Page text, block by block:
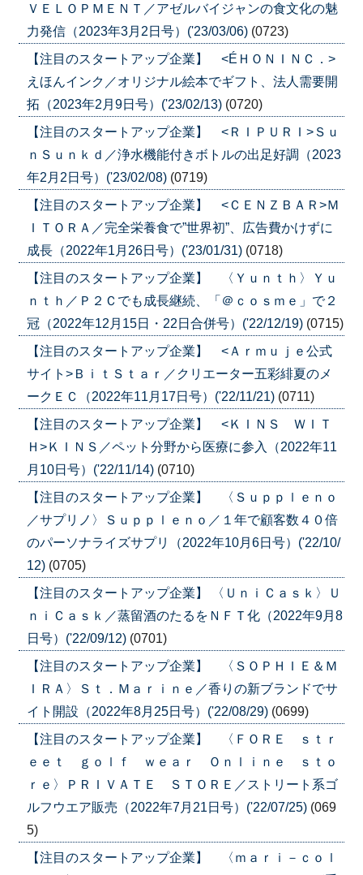
ＶＥＬＯＰＭＥＮＴ／アゼルバイジャンの食文化の魅
力発信（2023年3月2日号）('23/03/06) (0723)
【注目のスタートアップ企業】 <ÉＨＯＮＩＮＣ．>
えほんインク／オリジナル絵本でギフト、法人需要開
拓（2023年2月9日号）('23/02/13) (0720)
【注目のスタートアップ企業】 <ＲＩＰＵＲＩ>Ｓｕ
ｎＳｕｎｋｄ／浄水機能付きボトルの出足好調（2023
年2月2日号）('23/02/08) (0719)
【注目のスタートアップ企業】 <ＣＥＮＺＢＡＲ>Ｍ
ＩＴＯＲＡ／完全栄養食で”世界初”、広告費かけずに
成長（2022年1月26日号）('23/01/31) (0718)
【注目のスタートアップ企業】 〈Ｙｕｎｔｈ〉Ｙｕ
ｎｔｈ／Ｐ２Ｃでも成長継続、「＠ｃｏｓｍｅ」で２
冠（2022年12月15日・22日合併号）('22/12/19) (0715)
【注目のスタートアップ企業】 <Ａｒｍｕｊｅ公式
サイト>ＢｉｔＳｔａｒ／クリエーター五彩緋夏のメ
ークＥＣ（2022年11月17日号）('22/11/21) (0711)
【注目のスタートアップ企業】 <ＫＩＮＳ ＷＩＴ
Ｈ>ＫＩＮＳ／ペット分野から医療に参入（2022年11
月10日号）('22/11/14) (0710)
【注目のスタートアップ企業】 〈Ｓｕｐｐｌｅｎｏ
／サプリノ〉Ｓｕｐｐｌｅｎｏ／１年で顧客数４０倍
のパーソナライズサプリ（2022年10月6日号）('22/10/
12) (0705)
【注目のスタートアップ企業】 〈ＵｎｉＣａｓｋ〉Ｕ
ｎｉＣａｓｋ／蒸留酒のたるをＮＦＴ化（2022年9月8
日号）('22/09/12) (0701)
【注目のスタートアップ企業】 〈ＳＯＰＨＩＥ＆Ｍ
ＩＲＡ〉Ｓｔ．Ｍａｒｉｎｅ／香りの新ブランドでサ
イト開設（2022年8月25日号）('22/08/29) (0699)
【注目のスタートアップ企業】 〈ＦＯＲＥ ｓｔｒ
ｅｅｔ ｇｏｌｆ ｗｅａｒ Ｏｎｌｉｎｅ ｓｔｏ
ｒｅ〉ＰＲＩＶＡＴＥ ＳＴＯＲＥ／ストリート系ゴ
ルフウエア販売（2022年7月21日号）('22/07/25) (069
5)
【注目のスタートアップ企業】 〈ｍａｒｉ－ｃｏｌ